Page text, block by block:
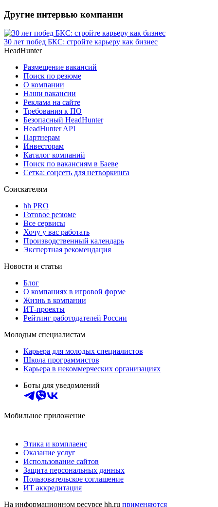
Другие интервью компании
30 лет побед БКС: стройте карьеру как бизнес
HeadHunter
Размещение вакансий
Поиск по резюме
О компании
Наши вакансии
Реклама на сайте
Требования к ПО
Безопасный HeadHunter
HeadHunter API
Партнерам
Инвесторам
Каталог компаний
Поиск по вакансиям в Баеве
Сетка: соцсеть для нетворкинга
Соискателям
hh PRO
Готовое резюме
Все сервисы
Хочу у вас работать
Производственный календарь
Экспертная рекомендация
Новости и статьи
Блог
О компаниях в игровой форме
Жизнь в компании
ИТ-проекты
Рейтинг работодателей России
Молодым специалистам
Карьера для молодых специалистов
Школа программистов
Карьера в некоммерческих организациях
Боты для уведомлений
Мобильное приложение
Этика и комплаенс
Оказание услуг
Использование сайтов
Защита персональных данных
Пользовательское соглашение
ИТ аккредитация
На информационном ресурсе hh.ru применяются